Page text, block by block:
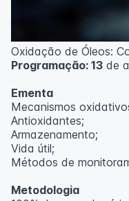
Oxidação de Óleos:
Programação: 13 de
Ementa
Mecanismos
Antioxidantes;
Armazenamento;
Vida útil;
Métodos de
Metodologia